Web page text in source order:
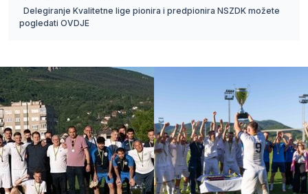
Delegiranje Kvalitetne lige pionira i predpionira NSZDK možete
pogledati OVDJE